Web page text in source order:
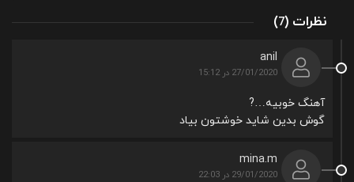
(7) نظرات
anil
27/01/2020 در 15:12
آهنگ خوبیه…?
گوش بدین شاید خوشتون بیاد
mina.m
29/01/2020 در 22:03